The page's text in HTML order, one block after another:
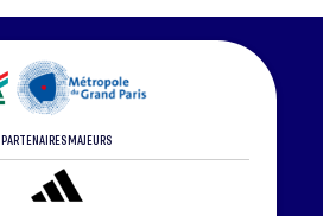
PARTENAIRES MAJEURS